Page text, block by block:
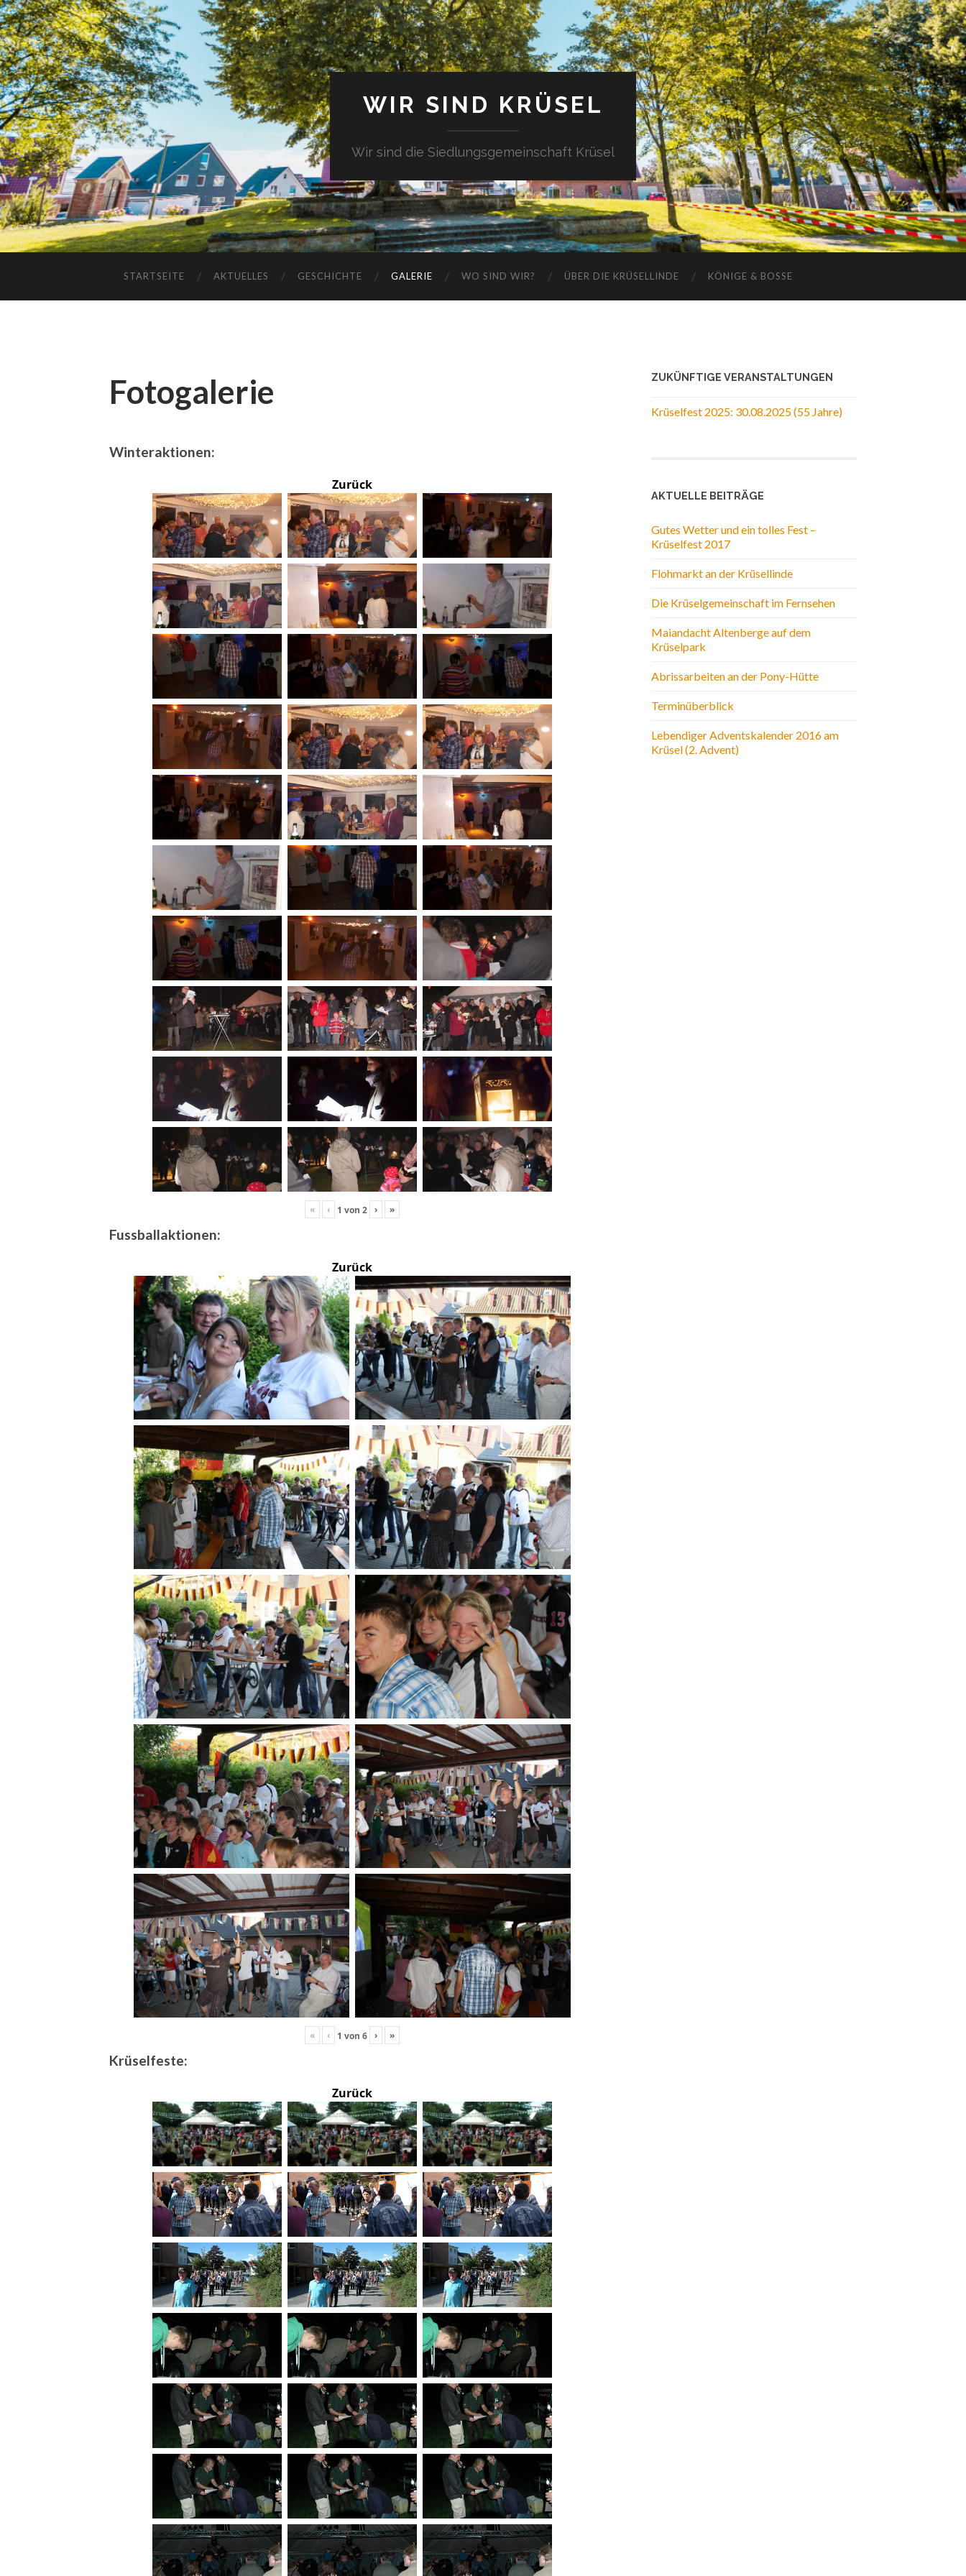
WIR SIND KRÜSEL
Wir sind die Siedlungsgemeinschaft Krüsel
STARTSEITE AKTUELLES GESCHICHTE GALERIE WO SIND WIR? ÜBER DIE KRÜSELLINDE KÖNIGE & BOSSE
Fotogalerie
Winteraktionen:
Zurück
« ‹ 1 von 2 › »
Fussballaktionen:
Zurück
« ‹ 1 von 6 › »
Krüselfeste:
Zurück
ZUKÜNFTIGE VERANSTALTUNGEN
Krüselfest 2025: 30.08.2025 (55 Jahre)
AKTUELLE BEITRÄGE
Gutes Wetter und ein tolles Fest –
Krüselfest 2017
Flohmarkt an der Krüsellinde
Die Krüselgemeinschaft im Fernsehen
Maiandacht Altenberge auf dem
Krüselpark
Abrissarbeiten an der Pony-Hütte
Terminüberblick
Lebendiger Adventskalender 2016 am
Krüsel (2. Advent)